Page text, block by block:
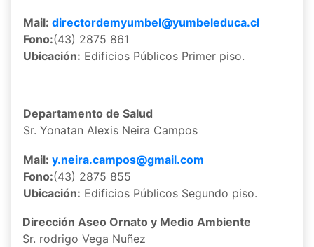
Mail: directordemyumbel@yumbeleduca.cl
Fono:(43) 2875 861
Ubicación: Edificios Públicos Primer piso.
Departamento de Salud
Sr. Yonatan Alexis Neira Campos
Mail: y.neira.campos@gmail.com
Fono:(43) 2875 855
Ubicación: Edificios Públicos Segundo piso.
Dirección Aseo Ornato y Medio Ambiente
Sr. rodrigo Vega Nuñez